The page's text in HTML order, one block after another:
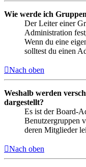
Wie werde ich
Der Leiter einer
Administration
Wenn du eine
solltest du einen
Nach oben
Weshalb werden
dargestellt?
Es ist der Board-
Benutzergruppen
deren Mitglieder
Nach oben